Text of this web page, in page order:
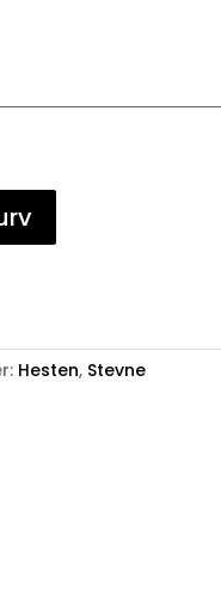
Hesten, Stevne